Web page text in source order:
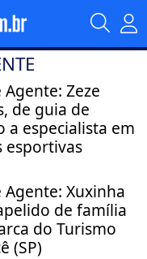
Agente: Zeze
de guia de
a especialista em
esportivas
Agente: Xuxinha
de família
do Turismo
(SP)